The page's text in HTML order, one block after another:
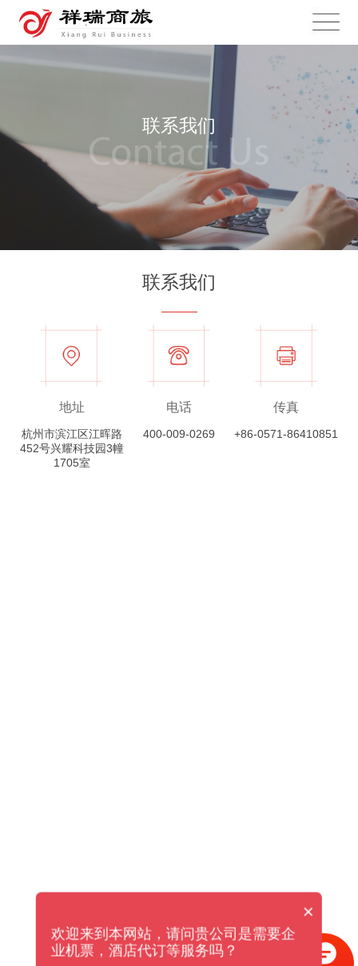
联系我们
Contact Us
联系我们
地址
杭州市滨江区江晖路
452号兴耀科技园3幢
1705室
电话
400-009-0269
传真
+86-0571-86410851
祥瑞目前有4个空缺职位等着您
×
欢迎来到本网站，请问贵公司是需要企
业机票，酒店代订等服务吗？